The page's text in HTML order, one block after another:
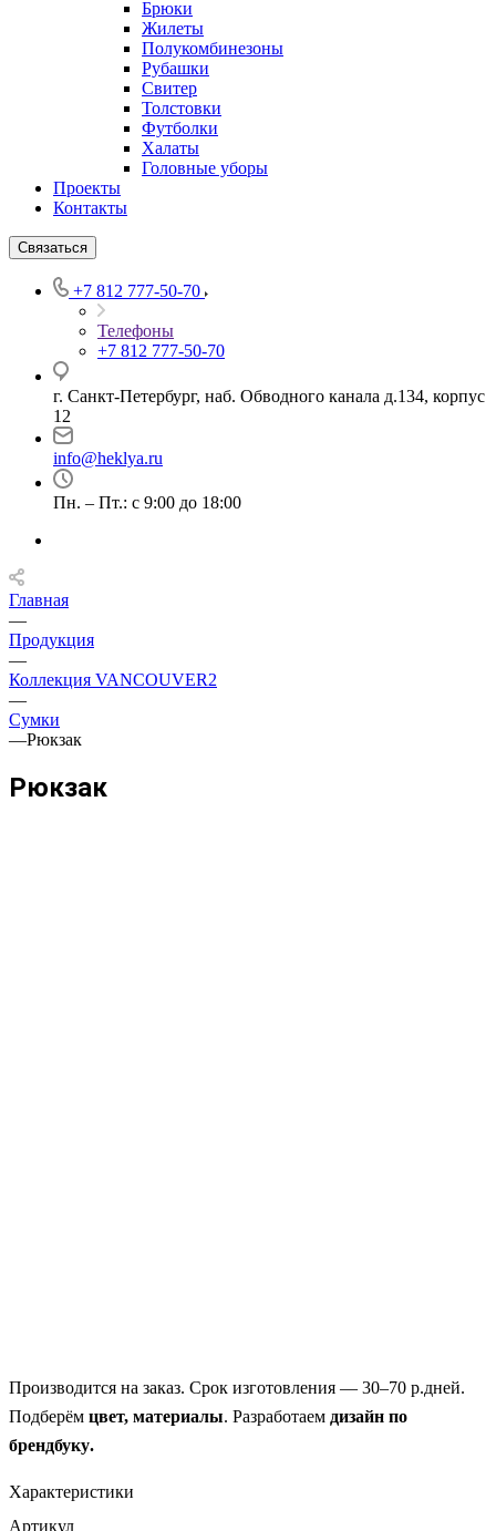
Брюки
Жилеты
Полукомбинезоны
Рубашки
Свитер
Толстовки
Футболки
Халаты
Головные уборы
Проекты
Контакты
Связаться
+7 812 777-50-70
Телефоны
+7 812 777-50-70
г. Санкт-Петербург, наб. Обводного канала д.134, корпус
12
info@heklya.ru
Пн. – Пт.: с 9:00 до 18:00
Главная
—
Продукция
—
Коллекция VANCOUVER2
—
Сумки
—Рюкзак
Рюкзак
Производится на заказ. Срок изготовления — 30–70 р.дней.
Подберём цвет, материалы. Разработаем дизайн по
брендбуку.
Характеристики
Артикул